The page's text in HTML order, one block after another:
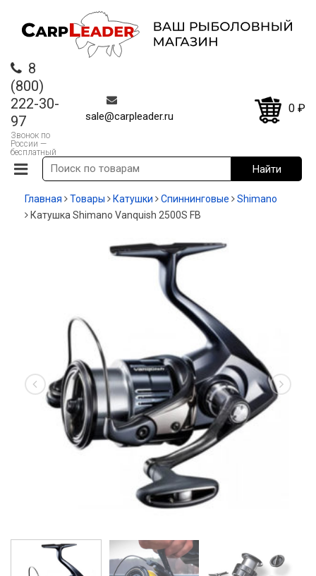
8
(800)
222-30-
97
Звонок по
России —
бесплатный
sale@carpleader.ru
0 ₽
Главная Товары Катушки Спиннинговые
Shimano
Катушка Shimano Vanquish 2500S FB